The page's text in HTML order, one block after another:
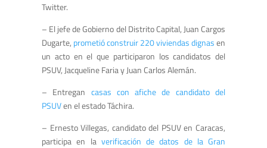
Twitter.
– El jefe de Gobierno del Distrito Capital, Juan Cargos
Dugarte, prometió construir 220 viviendas dignasen
un acto en el que participaron los candidatos del
PSUV, Jacqueline Faria y Juan Carlos Alemán.
– Entregan casas con afiche de candidato del
PSUVen el estado Táchira.
– Ernesto Villegas, candidato del PSUV en Caracas,
participa en la verificación de datos de la Gran